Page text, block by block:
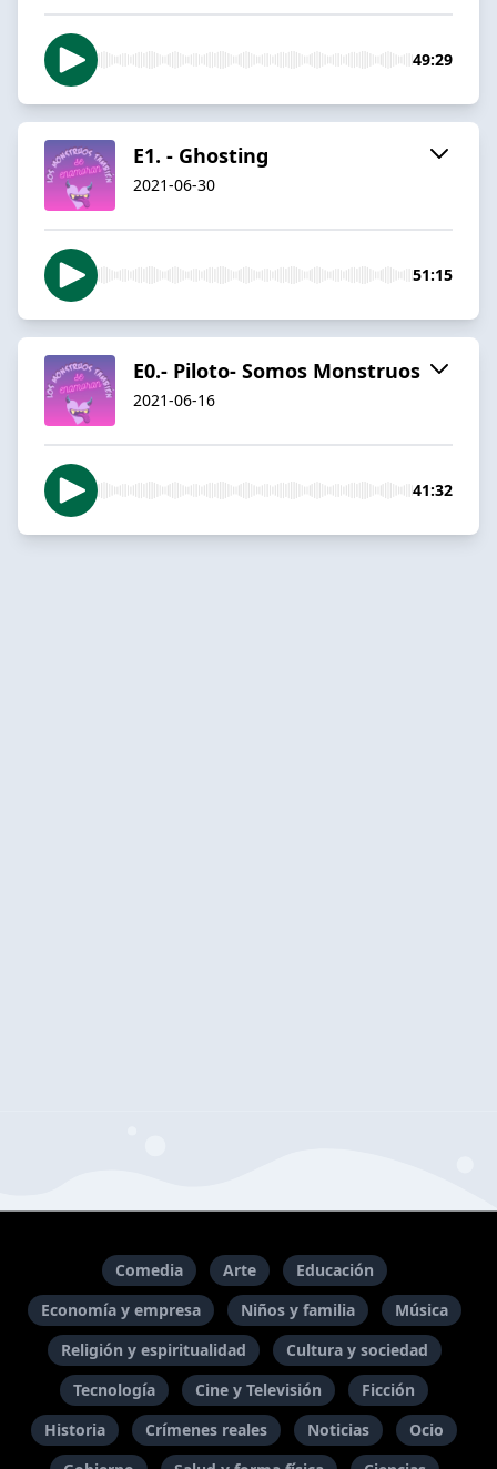
49:29
E1. - Ghosting
2021-06-30
51:15
E0.- Piloto- Somos Monstruos
2021-06-16
41:32
Comedia Arte
Educación
Economía y empresa
Niños y familia
Música
Religión y espiritualidad
Cultura y sociedad
Tecnología
Cine y Televisión
Ficción
Historia
Crímenes reales Noticias
Ocio